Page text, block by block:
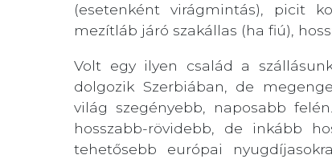
(esetenként virágmintás), picit
mezítláb járó szakállas (ha fiú),
Volt egy ilyen család a
dolgozik Szerbiában, de
világ szegényebb, naposabb
hosszabb-rövidebb, de inkább
tehetősebb európai